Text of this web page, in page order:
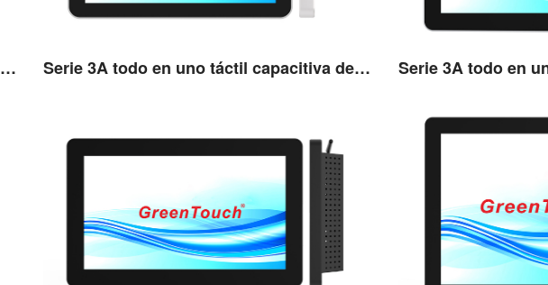
Serie 3A todo en uno táctil capacitiva de 9,7''
Ver detalles
Serie 3A todo en uno táctil capacitiva de 10,1''